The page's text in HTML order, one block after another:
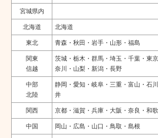
宮城県内
北海道 北海道
東北 青森・秋田・岩手・山形・福島
関東
信越
茨城・栃木・群馬・埼玉・千葉・東
奈川・山梨・新潟・長野
中部
北陸
静岡・愛知・岐阜・三重・富山・石
井
関西 京都・滋賀・兵庫・大阪・奈良・和
中国 岡山・広島・山口・鳥取・島根